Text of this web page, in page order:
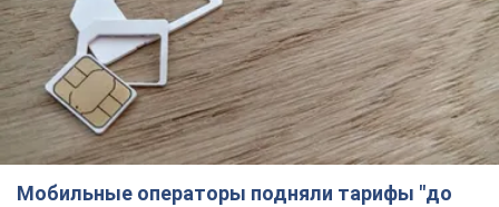
Мобильные операторы подняли тарифы "до